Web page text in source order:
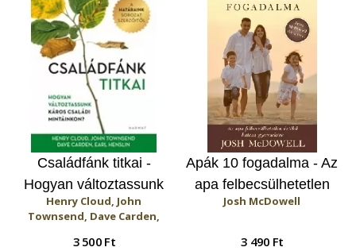
Családfánk titkai -
Hogyan változtassunk
káros családi
mintáinkon?
Henry Cloud, John
Townsend, Dave Carden,
3 500 Ft
Apák 10 fogadalma - Az
apa felbecsülhetetlen
értékű hatása
Josh McDowell
3 490 Ft